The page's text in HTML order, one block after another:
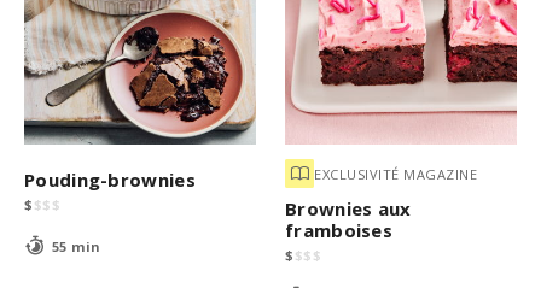
Pouding-brownies
$ $$ $
55 min
EXCLUSIVITÉ MAGAZINE
Brownies aux
framboises
$ $$ $